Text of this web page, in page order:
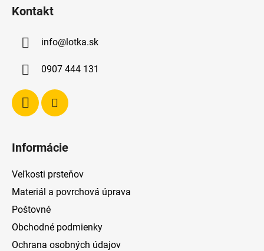
Kontakt
info@lotka.sk
0907 444 131
Informácie
Veľkosti prsteňov
Materiál a povrchová úprava
Poštovné
Obchodné podmienky
Ochrana osobných údajov